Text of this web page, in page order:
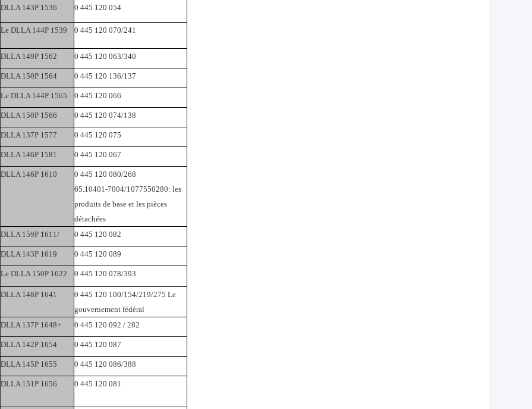
DLLA 143P 1536 0 445 120 054
Le DLLA 144P 1539 0 445 120 070/241
DLLA 149P 1562 0 445 120 063/340
DLLA 150P 1564 0 445 120 136/137
Le DLLA 144P 1565 0 445 120 066
DLLA 150P 1566 0 445 120 074/138
DLLA 137P 1577 0 445 120 075
DLLA 146P 1581 0 445 120 067
DLLA 146P 1610
0 445 120 080/268
65.10401-7004/1077550280: les
produits de base et les pièces
détachées
DLLA 159P 1611/
0 445 120 082
DLLA 143P 1619 0 445 120 089
Le DLLA 150P 1622 0 445 120 078/393
DLLA 148P 1641
0 445 120 100/154/219/275 Le
gouvernement fédéral
DLLA 137P 1648+
0 445 120 092 / 282
DLLA 142P 1654 0 445 120 087
DLLA 145P 1655 0 445 120 086/388
DLLA 151P 1656 0 445 120 081